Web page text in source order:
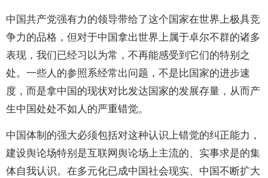
中国共产党强有力的领导带给了这个国家在世界上极具竞
争力的品格，但对于中国拿出世界上属于卓尔不群的诸多
表现，我们已经习以为常，不再能感受到它们的特别之
处。一些人的参照系经常出问题，不是比国家的进步速
度，而是拿中国的现状对比发达国家的发展存量，从而产
生中国处处不如人的严重错觉。
中国体制的强大必须包括对这种认识上错觉的纠正能力，
建设舆论场特别是互联网舆论场上主流的、实事求是的集
体自我认识。在多元化已成中国社会现实、中国不断扩大